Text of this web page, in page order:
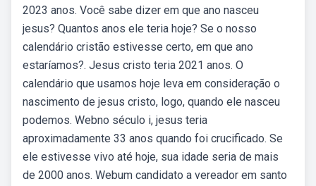
2023 anos. Você sabe dizer em que ano nasceu
jesus? Quantos anos ele teria hoje? Se o nosso
calendário cristão estivesse certo, em que ano
estaríamos?. Jesus cristo teria 2021 anos. O
calendário que usamos hoje leva em consideração o
nascimento de jesus cristo, logo, quando ele nasceu
podemos. Webno ‍século i, jesus teria
aproximadamente 33 ⁢anos quando foi crucificado. Se
ele⁤ estivesse vivo ⁣até hoje, ⁢sua idade seria de mais
de 2000 ⁣anos. Webum candidato a vereador em santo